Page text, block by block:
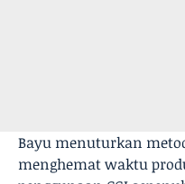
Bayu menuturkan
menghemat waktu